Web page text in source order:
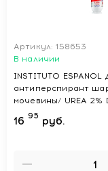
Артикул: 158653
В наличии
INSTITUTO
антиперспирант
мочевины/ UREA 2%
ANTITRANSPIRANTE
UREA, 75мл
16 95 руб.